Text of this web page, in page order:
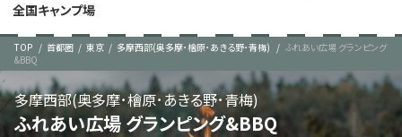
全国キャンプ場
TOP 首都圏 東京 多摩西部(奥多摩･檜原･あきる野･青梅)
ふれあい広場 グランピング
&BBQ
ふれあい広場 グランピング&BBQ
多摩西部(奥多摩･檜原･あきる野･青梅)